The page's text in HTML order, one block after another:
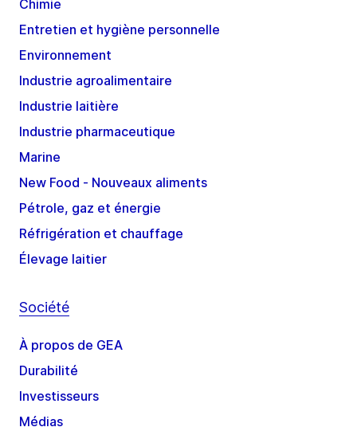
Chimie
Entretien et hygiène personnelle
Environnement
Industrie agroalimentaire
Industrie laitière
Industrie pharmaceutique
Marine
New Food - Nouveaux aliments
Pétrole, gaz et énergie
Réfrigération et chauffage
Élevage laitier
Société
À propos de GEA
Durabilité
Investisseurs
Médias